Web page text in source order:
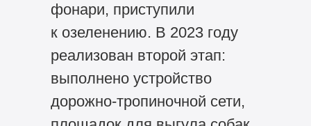
фонари, приступили
к озеленению. В 2023 году
реализован второй этап:
выполнено устройство
дорожно-тропиночной сети,